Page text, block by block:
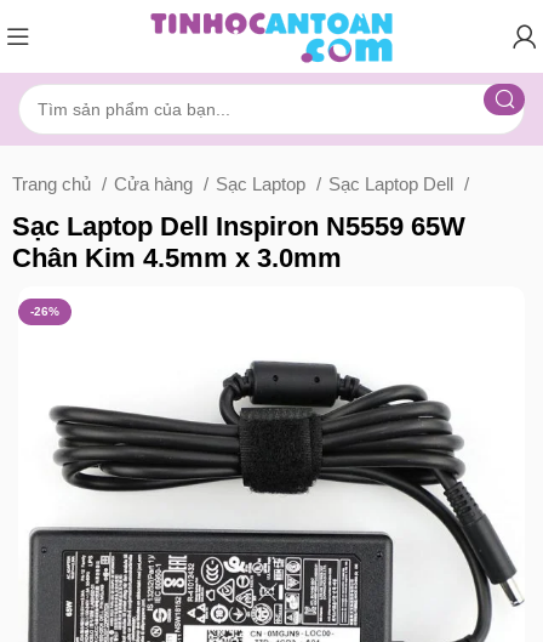
Trang chủ Cửa hàng Sạc Laptop Sạc Laptop Dell
Sạc Laptop Dell Inspiron N5559 65W
Chân Kim 4.5mm x 3.0mm
-26%